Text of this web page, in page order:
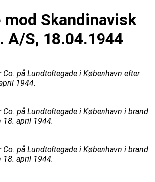
mod Skandinavisk
A/S, 18.04.1944
på Lundtoftegade i København efter
1944.
på Lundtoftegade i København i brand
18. april 1944.
på Lundtoftegade i København i brand
18. april 1944.